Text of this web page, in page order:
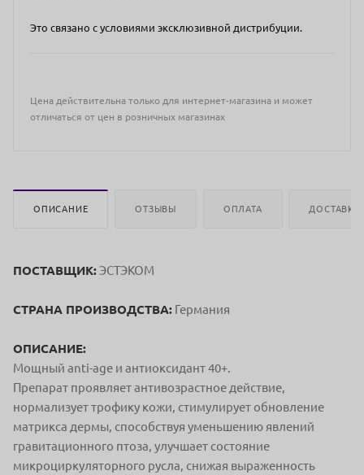
Это связано с условиями эксклюзивной дистрибуции.
Цена действительна только для интернет-магазина и может
отличаться от цен в розничных магазинах
ОПИСАНИЕ ОТЗЫВЫ ОПЛАТА ДОСТАВКА
ПОСТАВЩИК:ЭСТЭКОМ
СТРАНА ПРОИЗВОДСТВА: Германия
ОПИСАНИЕ:
Мощный anti-age и антиоксидант 40+.
Препарат проявляет антивозрастное действие,
нормализует трофику кожи, стимулирует обновление
матрикса дермы, способствуя уменьшению явлений
гравитационного птоза, улучшает состояние
микроциркуляторного русла, снижая выраженность